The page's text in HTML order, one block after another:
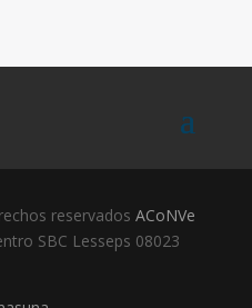
reservados ACoNVe
SBC Lesseps 08023